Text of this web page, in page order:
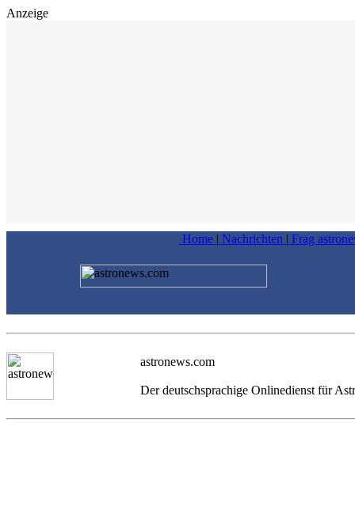
Anzeige
Home | Nachrichten | Frag
astronews.com
Der deutschsprachige Onlinedienst für